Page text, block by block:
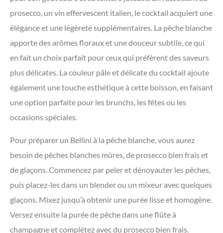
prosecco, un vin effervescent italien, le cocktail acquiert une
élégance et une légèreté supplémentaires. La pêche blanche
apporte des arômes floraux et une douceur subtile, ce qui
en fait un choix parfait pour ceux qui préfèrent des saveurs
plus délicates. La couleur pâle et délicate du cocktail ajoute
également une touche esthétique à cette boisson, en faisant
une option parfaite pour les brunchs, les fêtes ou les
occasions spéciales.
Pour préparer un Bellini à la pêche blanche, vous aurez
besoin de pêches blanches mûres, de prosecco bien frais et
de glaçons. Commencez par peler et dénoyauter les pêches,
puis placez-les dans un blender ou un mixeur avec quelques
glaçons. Mixez jusqu’à obtenir une purée lisse et homogène.
Versez ensuite la purée de pêche dans une flûte à
champagne et complétez avec du prosecco bien frais.